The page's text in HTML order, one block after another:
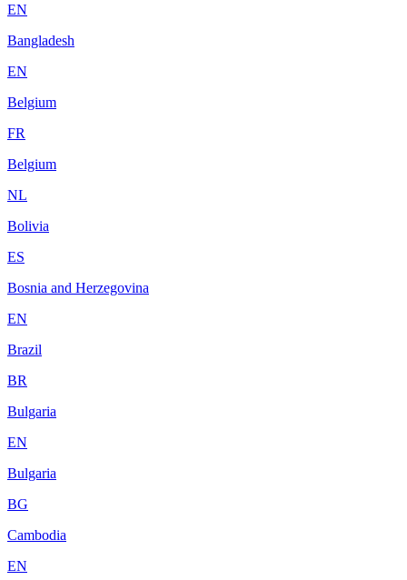
EN
Bangladesh
EN
Belgium
FR
Belgium
NL
Bolivia
ES
Bosnia and Herzegovina
EN
Brazil
BR
Bulgaria
EN
Bulgaria
BG
Cambodia
EN